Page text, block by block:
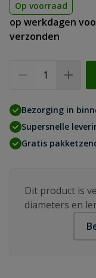
Op voorraad
op werkdagen
verzonden
Bezorging in
Supersnelle
Gratis
Dit product is
diameters en